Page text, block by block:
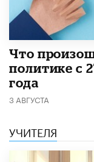
​Что
политике с
года
3 АВГУСТА
УЧИТЕЛЯ